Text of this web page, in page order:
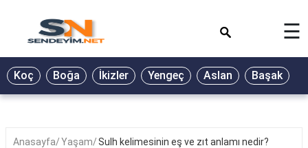
BİYOGRAFİ
GALERİ
☰
Koç Boğa İkizler Yengeç Aslan Başak
Anasayfa Yaşam Sulh kelimesinin eş ve zıt anlamı nedir?